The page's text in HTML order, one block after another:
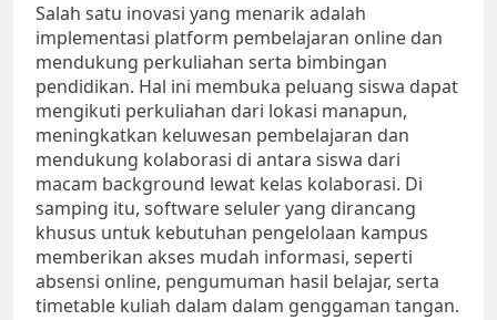
Salah satu inovasi yang menarik adalah
implementasi platform pembelajaran online dan
mendukung perkuliahan serta bimbingan
pendidikan. Hal ini membuka peluang siswa dapat
mengikuti perkuliahan dari lokasi manapun,
meningkatkan keluwesan pembelajaran dan
mendukung kolaborasi di antara siswa dari
macam background lewat kelas kolaborasi. Di
samping itu, software seluler yang dirancang
khusus untuk kebutuhan pengelolaan kampus
memberikan akses mudah informasi, seperti
absensi online, pengumuman hasil belajar, serta
timetable kuliah dalam dalam genggaman tangan.